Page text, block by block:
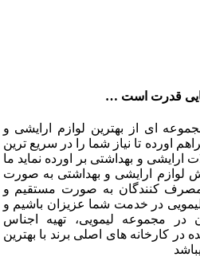
قدرت است …
ای از بهترین لوازم ارایشی و
اورده تا نیاز شما را در سریع ترین
ارایشی و بهداشتی بر اورده نماید ما
و پخش لوازم ارایشی و بهداشتی به صورت
مصرف کنندگان به صورت مستقیم و
در خدمت شما عزیزان باشیم و
مجموعه لیمویی، تهیه اجناس
کارخانه های اصلی برند با بهترین